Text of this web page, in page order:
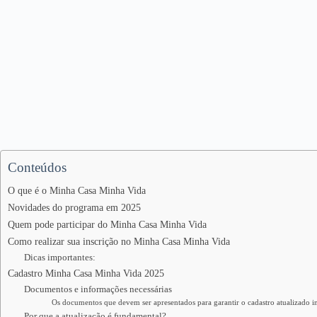
Conteúdos
O que é o Minha Casa Minha Vida
Novidades do programa em 2025
Quem pode participar do Minha Casa Minha Vida
Como realizar sua inscrição no Minha Casa Minha Vida
Dicas importantes:
Cadastro Minha Casa Minha Vida 2025
Documentos e informações necessárias
Os documentos que devem ser apresentados para garantir o cadastro atualizado